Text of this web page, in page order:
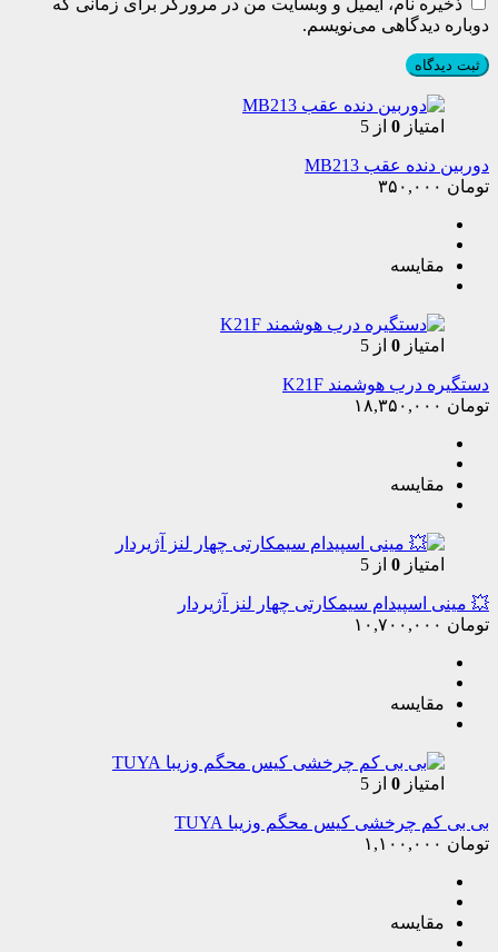
دوباره دیدگاهی می‌نویسم.
امتیاز 0 از 5
دوربین دنده عقب MB213
تومان
مقایسه
امتیاز 0 از 5
دستگیره درب هوشمند K21F
تومان
مقایسه
امتیاز 0 از 5
💥 مینی اسپیدام سیمکارتی چهار لنز آژیردار
تومان
مقایسه
امتیاز 0 از 5
بی بی کم چرخشی کیس محگم وزیبا TUYA
تومان
مقایسه